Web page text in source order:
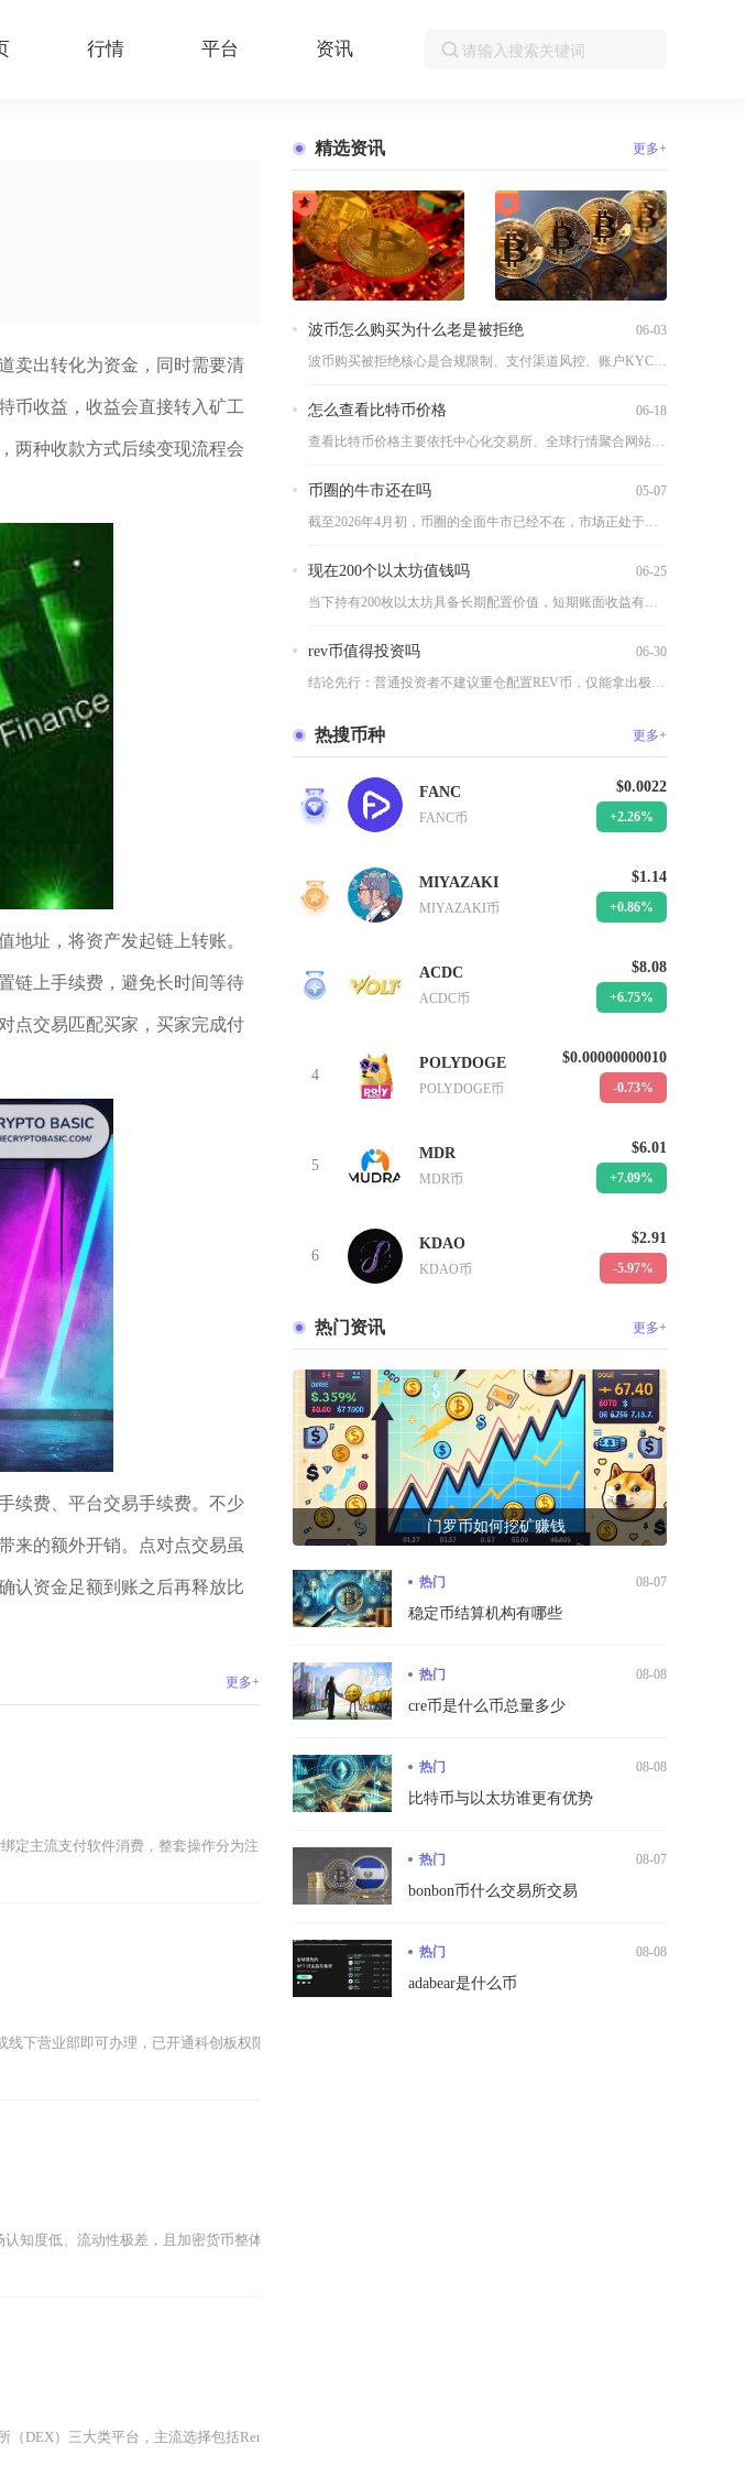
行情 平台 资讯
卖出转化为资金，同时需要清
币收益，收益会直接转入矿工
两种收款方式后续变现流程会
地址，将资产发起链上转账。
链上手续费，避免长时间等待
点交易匹配买家，买家完成付
续费、平台交易手续费。不少
来的额外开销。点对点交易虽
认资金足额到账之后再释放比
更多+
主流支付软件消费，整套操作分为注册开卡、资产划转、绑定...
下营业部即可办理，已开通科创板权限的投资者可豁免资产与交...
知度低、流动性极差，且加密货币整体处于早期蛮荒阶段，价格...
DEX）三大类平台，主流选择包括Remix、PandaT...
精选资讯 更多+
波币怎么购买为什么老是被拒绝 06-03
波币购买被拒绝核心是合规限制、支付渠道风控、账户KYC未达标...
怎么查看比特币价格 06-18
查看比特币价格主要依托中心化交易所、全球行情聚合网站、专业行...
币圈的牛市还在吗 05-07
截至2026年4月初，币圈的全面牛市已经不在，市场正处于高位...
现在200个以太坊值钱吗 06-25
当下持有200枚以太坊具备长期配置价值，短期账面收益有限，中...
rev币值得投资吗 06-30
结论先行：普通投资者不建议重仓配置REV币，仅能拿出极小比例...
热搜币种 更多+
1
FANC
FANC币
$0.0022
+2.26%
2
MIYAZAKI
MIYAZAKI币
$1.14
+0.86%
3
ACDC
ACDC币
$8.08
+6.75%
4
POLYDOGE
POLYDOGE币
$0.00000000010
-0.73%
5
MDR
MDR币
$6.01
+7.09%
6
KDAO
KDAO币
$2.91
-5.97%
热门资讯 更多+
门罗币如何挖矿赚钱
热门 08-07
稳定币结算机构有哪些
热门 08-08
cre币是什么币总量多少
热门 08-08
比特币与以太坊谁更有优势
热门 08-07
bonbon币什么交易所交易
热门 08-08
adabear是什么币